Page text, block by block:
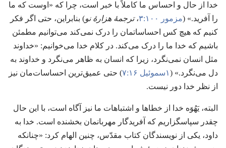
خدا از حال و احساس ما کاملاً با خبر است،‏ چرا که «اوست که ما
را آفرید.‏» (‏مزمور ۱۰۰:‏۳ ‏،‏ترجمهٔ هزارهٔ نو‏)‏ بنابراین،‏ حتی اگر فکر
کنیم که هیچ کس احساساتمان را درک نمی‌کند می‌توانیم مطمئن
باشیم که خدا ما را درک می‌کند.‏ در کلام خدا می‌خوانیم:‏ «خداوند
مثل انسان نمی‌نگرد،‏ زیرا که انسان به ظاهر می‌نگرد و خداوند به
دل می‌نگرد.‏» (‏۱سموئیل ۱۶:‏۷
‏)‏ حتی عمیق‌ترین احساسات‌مان نیز
از نظر خدا دور نیست.‏
البته،‏ یَهُوَه خدا از خطاها و اشتباهات ما نیز آگاه است،‏ با این حال
چقدر سپاسگزاریم که آفریدگار مهربانمان بخشنده است.‏ خدا به
داود،‏ یکی از نویسندگان کتاب مقدّس،‏ چنین الهام کرد:‏ «چنانکه